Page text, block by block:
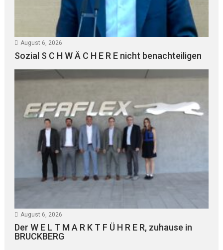
August 6, 2026
Sozial S C H W Ä C H E R E nicht benachteiligen
August 6, 2026
Der W E L T M A R K T F Ü H R E R, zuhause in
BRUCKBERG